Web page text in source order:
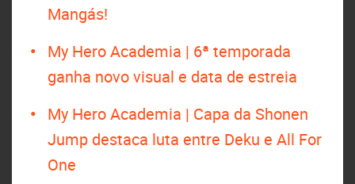
Mangás!
My Hero Academia | 6ª temporada
ganha novo visual e data de estreia
My Hero Academia | Capa da Shonen
Jump destaca luta entre Deku e All For
One